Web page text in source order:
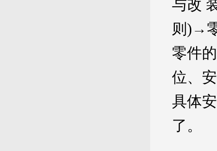
与改
则)→
零件
位、
具体
了。